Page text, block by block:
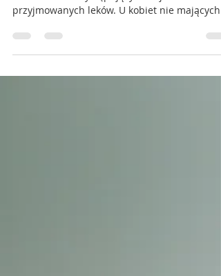
Badanie powinno być przeprowadzane w
zależności od występujących objawów oraz
żadnych...